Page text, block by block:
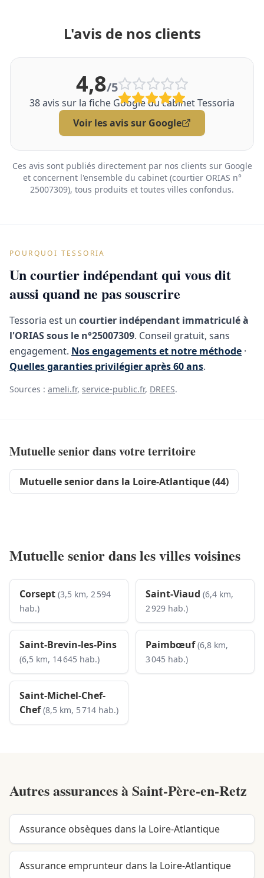
L'avis de nos clients
4,8/5
38avis sur la fiche Google du cabinet Tessoria
Voir les avis sur Google
Ces avis sont publiés directement par nos clients sur Google
et concernent l'ensemble du cabinet (courtier ORIAS n°
25007309), tous produits et toutes villes confondus.
POURQUOI TESSORIA
Un courtier indépendant qui vous dit
aussi quand ne pas souscrire
Tessoria est un courtier indépendant immatriculé à
l'ORIAS sous le n°25007309. Conseil gratuit, sans
engagement. Nos engagements et notre méthode ·
Quelles garanties privilégier après 60 ans.
Sources : ameli.fr, service-public.fr, DREES.
Mutuelle senior dans votre territoire
Mutuelle senior dans la Loire-Atlantique (44)
Mutuelle senior dans les villes voisines
Corsept (3,5 km, 2 594
hab.)
Saint-Viaud (6,4 km,
2 929 hab.)
Saint-Brevin-les-Pins
(6,5 km, 14 645 hab.)
Paimbœuf(6,8 km,
3 045 hab.)
Saint-Michel-Chef-
Chef(8,5 km, 5 714 hab.)
Autres assurances àSaint-Père-en-Retz
Assurance obsèques dans la Loire-Atlantique
Assurance emprunteur dans la Loire-Atlantique